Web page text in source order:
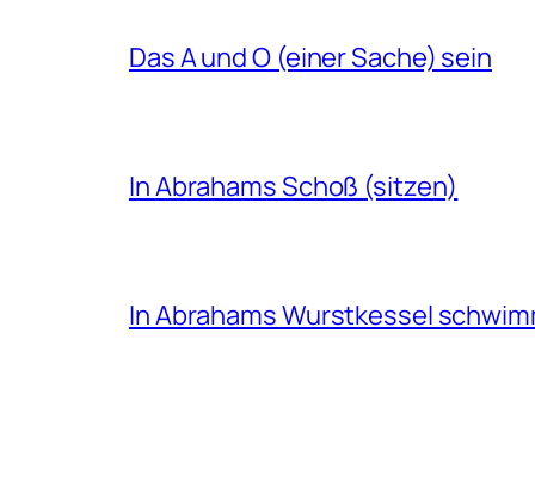
Das A und O (einer Sache) sein
In Abrahams Schoß (sitzen)
In Abrahams Wurstkessel